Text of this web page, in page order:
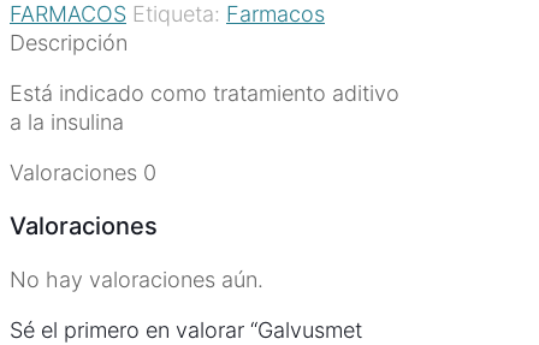
FARMACOS Etiqueta: Farmacos
Descripción
Está indicado como tratamiento aditivo
a la insulina
Valoraciones 0
Valoraciones
No hay valoraciones aún.
Sé el primero en valorar “Galvusmet